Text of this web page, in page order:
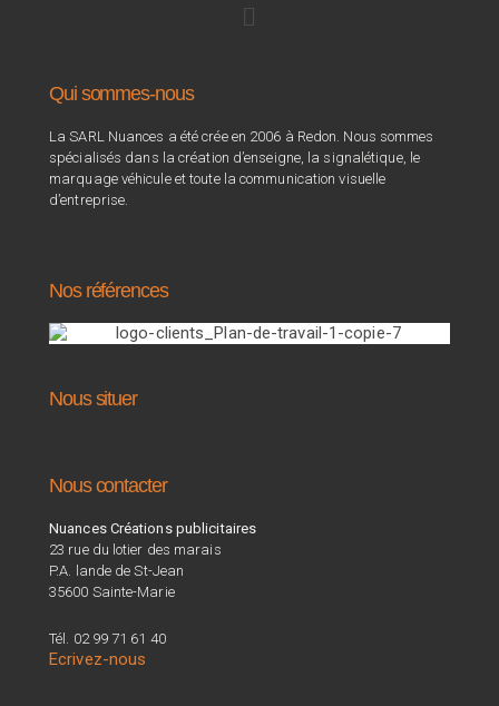
Qui sommes-nous
La SARL Nuances a été crée en 2006 à Redon. Nous sommes
spécialisés dans la création d’enseigne, la signalétique, le
marquage véhicule et toute la communication visuelle
d’entreprise.
Nos références
Nous situer
Nous contacter
Nuances Créations publicitaires
23 rue du lotier des marais
P.A. lande de St-Jean
35600 Sainte-Marie
Tél. 02 99 71 61 40
Ecrivez-nous